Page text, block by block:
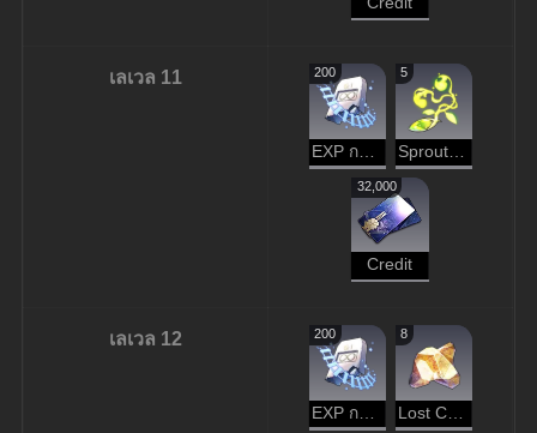
เลเวล 11 200
EXP การบุกเบิก
5
Sprout of Life
32,000
Credit
เลเวล 12 200
EXP การบุกเบิก
8
Lost Crystal